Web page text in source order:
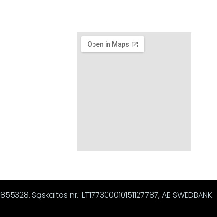
Sąskaitos nr.: LT177300010151127787, AB SWEDBANK.